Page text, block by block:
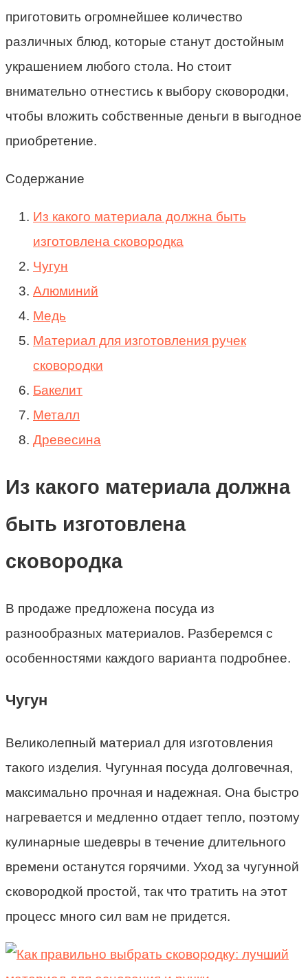
приготовить огромнейшее количество
различных блюд, которые станут достойным
украшением любого стола. Но стоит
внимательно отнестись к выбору сковородки,
чтобы вложить собственные деньги в выгодное
приобретение.
Содержание
Из какого материала должна быть
изготовлена сковородка
Чугун
Алюминий
Медь
Материал для изготовления ручек
сковородки
Бакелит
Металл
Древесина
Из какого материала должна
быть изготовлена
сковородка
В продаже предложена посуда из
разнообразных материалов. Разберемся с
особенностями каждого варианта подробнее.
Чугун
Великолепный материал для изготовления
такого изделия. Чугунная посуда долговечная,
максимально прочная и надежная. Она быстро
нагревается и медленно отдает тепло, поэтому
кулинарные шедевры в течение длительного
времени останутся горячими. Уход за чугунной
сковородкой простой, так что тратить на этот
процесс много сил вам не придется.